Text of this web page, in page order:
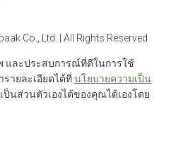
Co., Ltd. | All Rights Reserved
และประสบการณ์ที่ดีในการใช้
ายละเอียดได้ที่นโยบายความเป็น
นส่วนตัวเองได้ของคุณได้เองโดย